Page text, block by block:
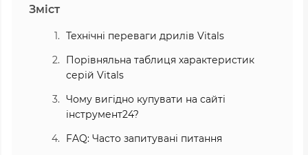
Зміст
Технічні переваги дрилів Vitals
Порівняльна таблиця характеристик
серій Vitals
Чому вигідно купувати на сайті
інструмент24?
FAQ: Часто запитувані питання